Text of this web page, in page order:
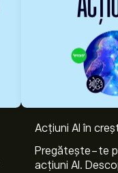
Acțiuni AI în
Pregătește-te
acțiuni AI.